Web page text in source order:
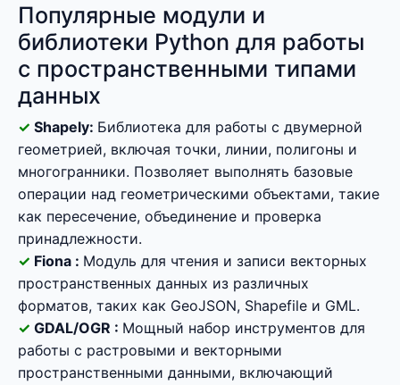
Популярные модули и
библиотеки Python для работы
с пространственными типами
данных
Shapely: Библиотека для работы с двумерной
геометрией, включая точки, линии, полигоны и
многогранники. Позволяет выполнять базовые
операции над геометрическими объектами, такие
как пересечение, объединение и проверка
принадлежности.
Fiona : Модуль для чтения и записи векторных
пространственных данных из различных
форматов, таких как GeoJSON, Shapefile и GML.
GDAL/OGR : Мощный набор инструментов для
работы с растровыми и векторными
пространственными данными, включающий